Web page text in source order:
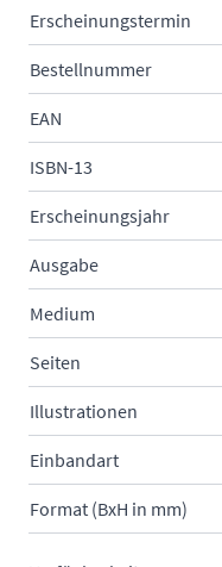
Erscheinungstermin
Bestellnummer
EAN
ISBN-13
Erscheinungsjahr
Ausgabe
Medium
Seiten
Illustrationen
Einbandart
Format (BxH in mm)